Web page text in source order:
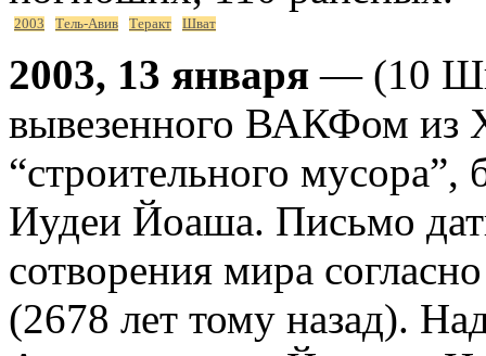
2003 Тель-Авив Теракт Шват
2003, 13 января — (10
вывезенного ВАКФом из
“строительного
Иудеи Йоаша. Письмо
сотворения мира
(2678 лет тому назад).